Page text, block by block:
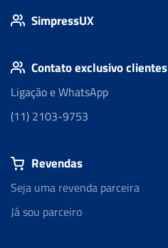
SimpressUX
Contato exclusivo clientes
Ligação e WhatsApp
(11) 2103-9753
Revendas
Seja uma revenda parceira
Já sou parceiro